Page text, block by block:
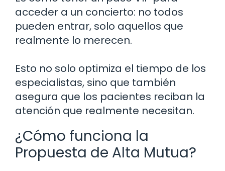
acceder a un concierto: no todos
pueden entrar, solo aquellos que
realmente lo merecen.
Esto no solo optimiza el tiempo de los
especialistas, sino que también
asegura que los pacientes reciban la
atención que realmente necesitan.
¿Cómo funciona la
Propuesta de Alta Mutua?